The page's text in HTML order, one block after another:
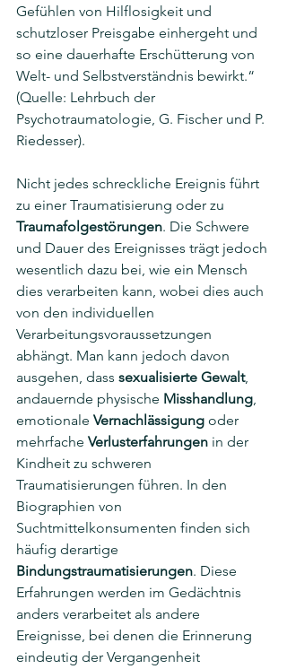
Gefühlen von Hilflosigkeit und
schutzloser Preisgabe einhergeht und
so eine dauerhafte Erschütterung von
Welt- und Selbstverständnis bewirkt.“
(Quelle: Lehrbuch der
Psychotraumatologie, G. Fischer und P.
Riedesser).
Nicht jedes schreckliche Ereignis führt
zu einer Traumatisierung oder zu
Traumafolgestörungen. Die Schwere
und Dauer des Ereignisses trägt jedoch
wesentlich dazu bei, wie ein Mensch
dies verarbeiten kann, wobei dies auch
von den individuellen
Verarbeitungsvoraussetzungen
abhängt. Man kann jedoch davon
ausgehen, dass sexualisierte Gewalt,
andauernde physische Misshandlung,
emotionale Vernachlässigung oder
mehrfache Verlusterfahrungen in der
Kindheit zu schweren
Traumatisierungen führen. In den
Biographien von
Suchtmittelkonsumenten finden sich
häufig derartige
Bindungstraumatisierungen. Diese
Erfahrungen werden im Gedächtnis
anders verarbeitet als andere
Ereignisse, bei denen die Erinnerung
eindeutig der Vergangenheit